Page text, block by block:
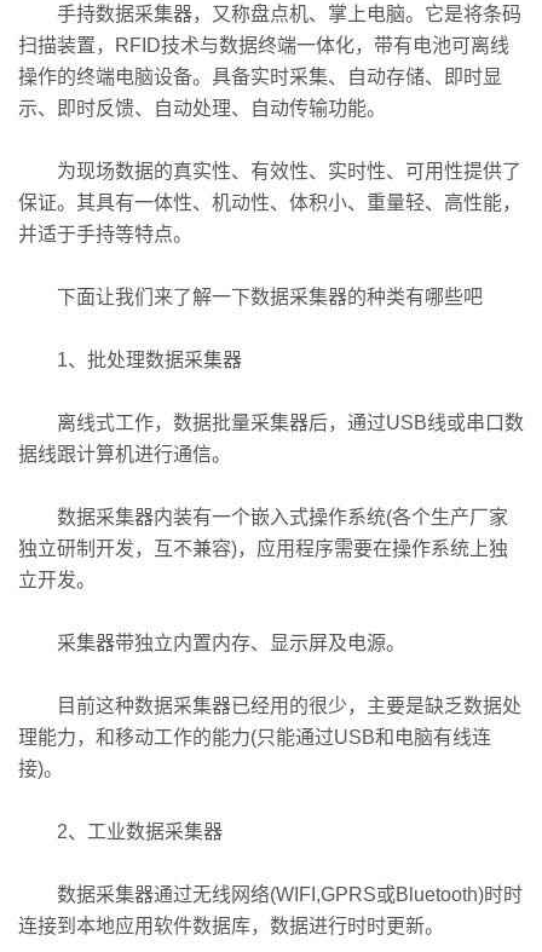
手持数据采集器，又称盘点机、掌上电脑。它是将条码
扫描装置，RFID技术与数据终端一体化，带有电池可离线
操作的终端电脑设备。具备实时采集、自动存储、即时显
示、即时反馈、自动处理、自动传输功能。
为现场数据的真实性、有效性、实时性、可用性提供了
保证。其具有一体性、机动性、体积小、重量轻、高性能，
并适于手持等特点。
下面让我们来了解一下数据采集器的种类有哪些吧
1、批处理数据采集器
离线式工作，数据批量采集器后，通过USB线或串口数
据线跟计算机进行通信。
数据采集器内装有一个嵌入式操作系统(各个生产厂家
独立研制开发，互不兼容)，应用程序需要在操作系统上独
立开发。
采集器带独立内置内存、显示屏及电源。
目前这种数据采集器已经用的很少，主要是缺乏数据处
理能力，和移动工作的能力(只能通过USB和电脑有线连
接)。
2、工业数据采集器
数据采集器通过无线网络(WIFI,GPRS或Bluetooth)时时
连接到本地应用软件数据库，数据进行时时更新。